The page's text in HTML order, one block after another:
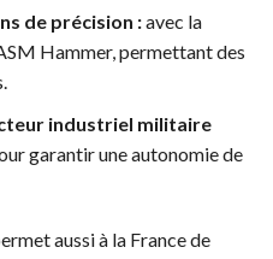
de précision :avec la
Hammer, permettant des
industriel militaire
garantir une autonomie de
aussi à la France de